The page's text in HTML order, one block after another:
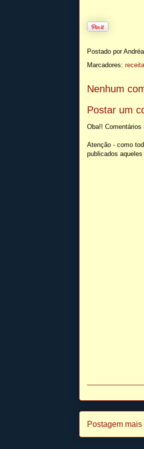
Postado por
Marcadores:
Nenhum
Postar um
Oba!! Comentários
Atenção - como
publicados
Postagem